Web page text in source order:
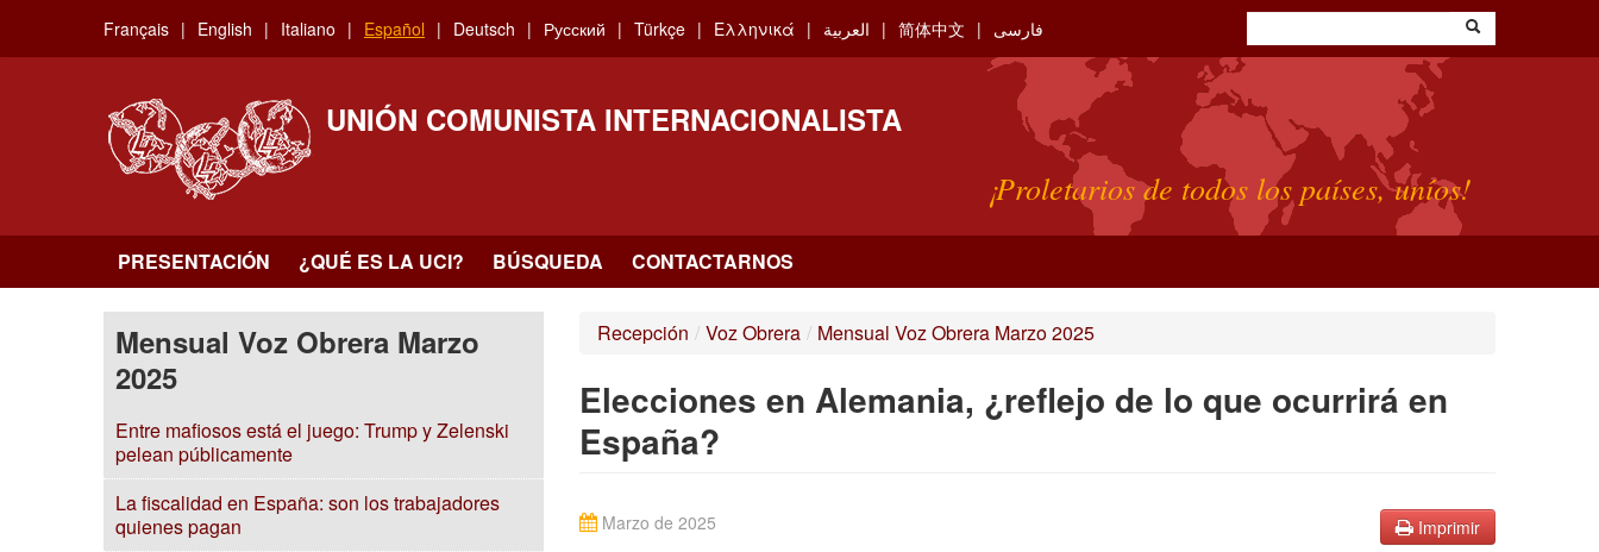
main
Français English Italiano Español Deutsch Русский Türkçe Ελληνικά العربية 简体中文 فارسی
UNIÓN COMUNISTA INTERNACIONALISTA
¡Proletarios de todos los países, uníos!
PRESENTACIÓN ¿QUÉ ES LA UCI? BÚSQUEDA CONTACTARNOS
Mensual Voz Obrera Marzo
2025
Entre mafiosos está el juego: Trump y Zelenski
pelean públicamente
La fiscalidad en España: son los trabajadores
quienes pagan
Recepción / Voz Obrera / Mensual Voz Obrera Marzo 2025
Elecciones en Alemania, ¿reflejo de lo que ocurrirá en
España?
Imprimir
Marzo de 2025